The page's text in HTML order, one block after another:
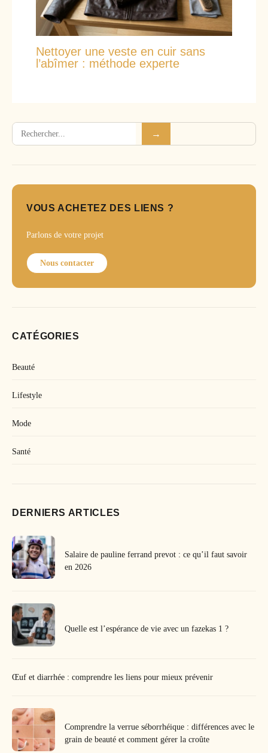
Nettoyer une veste en cuir sans
l’abîmer : méthode experte
Rechercher →
VOUS ACHETEZ DES LIENS ?
Parlons de votre projet
Nous contacter
CATÉGORIES
Beauté
Lifestyle
Mode
Santé
DERNIERS ARTICLES
Salaire de pauline ferrand prevot : ce qu’il faut savoir
en 2026
Quelle est l’espérance de vie avec un fazekas 1 ?
Œuf et diarrhée : comprendre les liens pour mieux prévenir
Comprendre la verrue séborrhéique : différences avec le
grain de beauté et comment gérer la croûte